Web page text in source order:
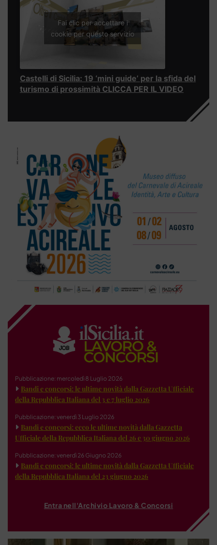
Fai clic per accettare i
cookie per questo servizio
Castelli di Sicilia: 19 ‘mini guide’ per la sfida del
turismo di prossimità CLICCA PER IL VIDEO
Pubblicazione: mercoledì 8 Luglio 2026
Bandi e concorsi: le ultime novità dalla Gazzetta Ufficiale
della Repubblica Italiana del 3 e 7 luglio 2026
Pubblicazione: venerdì 3 Luglio 2026
Bandi e concorsi: ecco le ultime novità dalla Gazzetta
Ufficiale della Repubblica Italiana del 26 e 30 giugno 2026
Pubblicazione: venerdì 26 Giugno 2026
Bandi e concorsi: le ultime novità dalla Gazzetta Ufficiale
della Repubblica Italiana del 23 giugno 2026
Entra nell'Archivio Lavoro & Concorsi